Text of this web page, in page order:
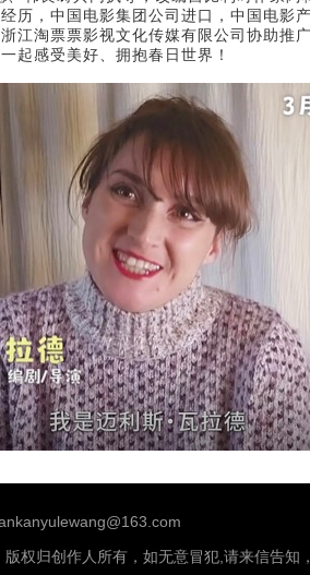
历，中国电影集团公司进口，中国电影
江淘票票影视文化传媒有限公司协助推
起感受美好、拥抱春日世界！
权归创作人所有，如无意冒犯,请来信告知